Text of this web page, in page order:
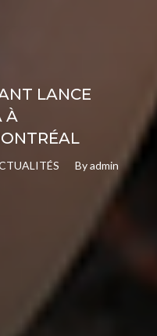
LANCE
À
Byadmin